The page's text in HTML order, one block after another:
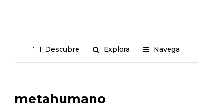
Descubre Explora Navega
metahumano